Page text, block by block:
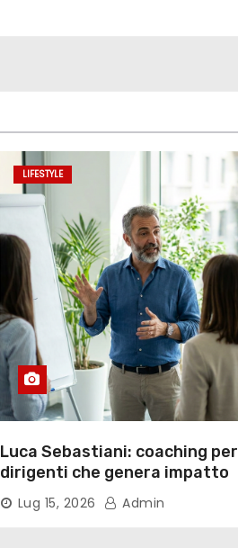
LIFESTYLE
Luca Sebastiani: coaching per
dirigenti che genera impatto
Lug 15, 2026 Admin